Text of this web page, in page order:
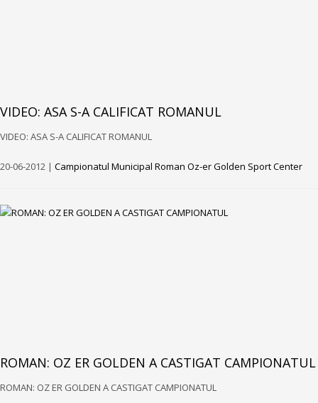
VIDEO: ASA S-A CALIFICAT ROMANUL
VIDEO: ASA S-A CALIFICAT ROMANUL
20-06-2012 | Campionatul Municipal Roman Oz-er Golden Sport Center
ROMAN: OZ ER GOLDEN A CASTIGAT CAMPIONATUL
ROMAN: OZ ER GOLDEN A CASTIGAT CAMPIONATUL